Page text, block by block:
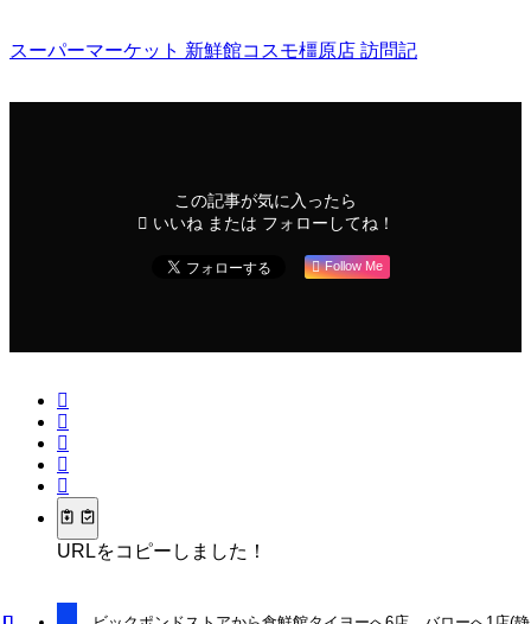
スーパーマーケット 新鮮館コスモ橿原店 訪問記
この記事が気に入ったら
いいね または フォローしてね！
Follow Me
URLをコピーしました！